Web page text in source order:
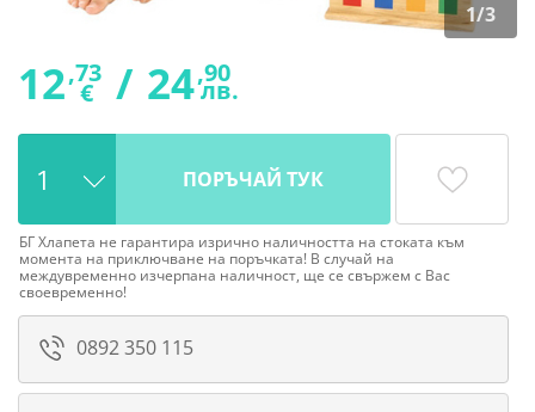
1/3
12,73
€ / 24,90
лв.
ПОРЪЧАЙ ТУК
БГ Хлапета не гарантира изрично наличността на стоката към
момента на приключване на поръчката! В случай на
междувременно изчерпана наличност, ще се свържем с Вас
своевременно!
0892 350 115